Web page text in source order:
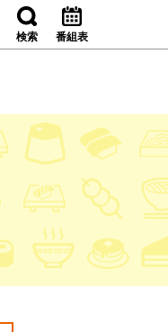
検索 番組表